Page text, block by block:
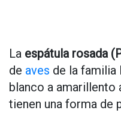
La espátula rosada
de aves de la familia
blanco a
tienen una forma de